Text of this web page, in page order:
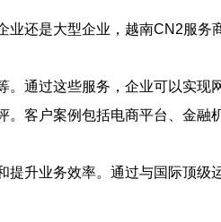
还是大型企业，越南CN2服
通过这些服务，企业可以实现
客户案例包括电商平台、金
升业务效率。通过与国际顶